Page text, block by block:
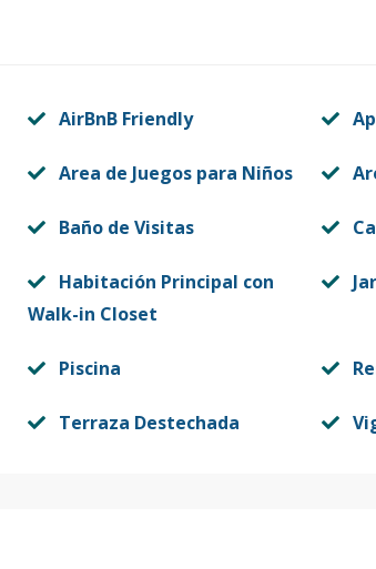
AirBnB Friendly
Area de Juegos para Niños
Baño de Visitas
Habitación Principal con
Walk-in Closet
Piscina
Terraza Destechada